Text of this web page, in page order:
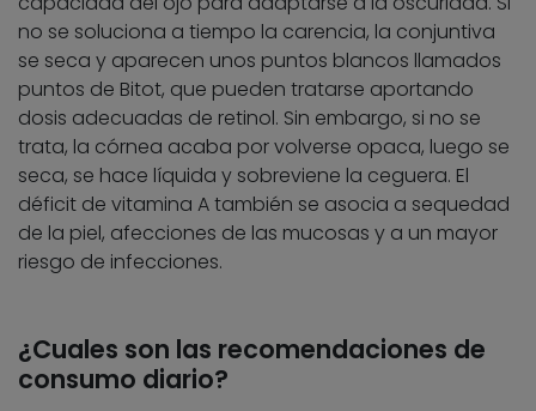
no se soluciona a tiempo la carencia, la conjuntiva
se seca y aparecen unos puntos blancos llamados
puntos de Bitot, que pueden tratarse aportando
dosis adecuadas de retinol. Sin embargo, si no se
trata, la córnea acaba por volverse opaca, luego se
seca, se hace líquida y sobreviene la ceguera. El
déficit de vitamina A también se asocia a sequedad
de la piel, afecciones de las mucosas y a un mayor
riesgo de infecciones.
¿Cuales son las recomendaciones de
consumo diario?